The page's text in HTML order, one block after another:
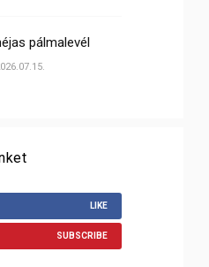
pálmalevél
LIKE
SUBSCRIBE